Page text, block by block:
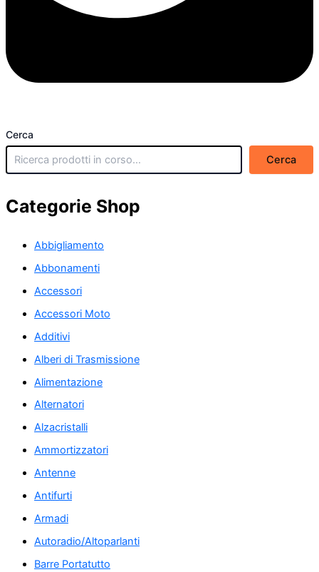
Cerca
Cerca
Categorie Shop
Abbigliamento
Abbonamenti
Accessori
Accessori Moto
Additivi
Alberi di Trasmissione
Alimentazione
Alternatori
Alzacristalli
Ammortizzatori
Antenne
Antifurti
Armadi
Autoradio/Altoparlanti
Barre Portatutto